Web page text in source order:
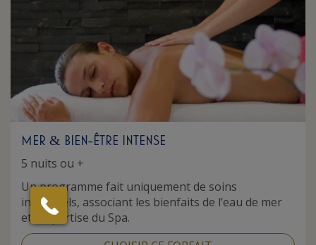
MER & BIEN-ÊTRE INTENSE
5 nuits ou +
Un programme fait uniquement de soins
individuels, associant les bienfaits de l’eau de mer
et l’expertise du Spa.